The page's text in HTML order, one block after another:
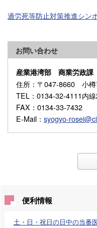
過労死等防止対策推進シ
お問い合わせ
産業港湾部 商業労政課
住所 ：〒047-8660 小
TEL ：0134-32-4111内
FAX ：0134-33-7432
E-Mail ： syogyo-
便利情報
土・日・祝日の日中の当番